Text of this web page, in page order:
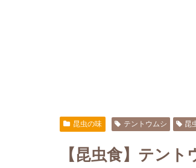
昆虫の味 テントウムシ 昆
【昆虫食】テン